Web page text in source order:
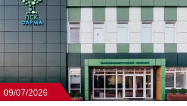
09/07/2026